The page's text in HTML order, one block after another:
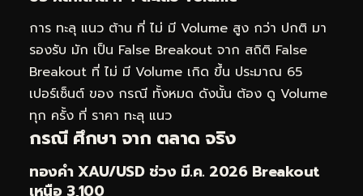
การ ทะลุ แนว ต้าน ที่ ไม่ มี Volume สูง กว่า ปกติ มา
รองรับ มัก เป็น False Breakout จาก สถิติ False
Breakout ที่ ไม่ มี Volume เกิด ขึ้น ประมาณ 65
เปอร์เซ็นต์ ของ กรณี ทั้งหมด ดังนั้น ต้อง ดู Volume
ทุก ครั้ง ที่ ราคา ทะลุ แนว
กรณี ศึกษา จาก ตลาด จริง
ทองคำ XAU/USD ช่วง มี.ค. 2026 Breakout
เหนือ 3,100